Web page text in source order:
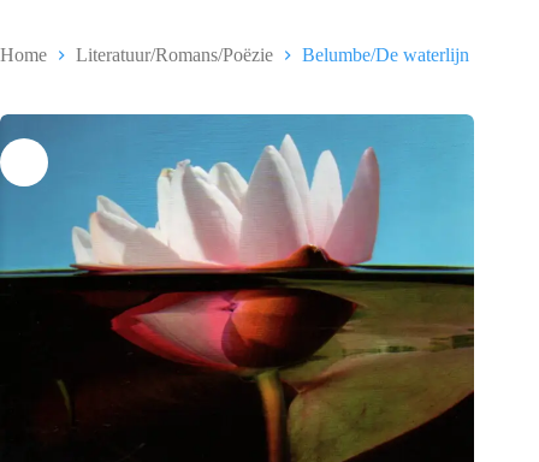
Home Literatuur/Romans/Poëzie Belumbe/De waterlijn